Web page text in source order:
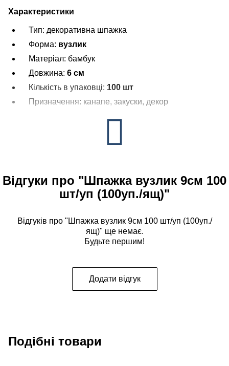
Характеристики
Тип: декоративна шпажка
Форма: вузлик
Матеріал: бамбук
Довжина: 6 см
Кількість в упаковці: 100 шт
Призначення: канапе, закуски, декор
Відгуки про "Шпажка вузлик 9см 100
шт/уп (100уп./ящ)"
Відгуків про "Шпажка вузлик 9см 100 шт/уп (100уп./
ящ)" ще немає.
Будьте першим!
Додати відгук
Подібні товари